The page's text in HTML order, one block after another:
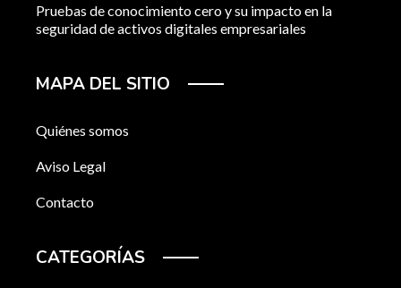
Pruebas de conocimiento cero y su impacto en la
seguridad de activos digitales empresariales
MAPA DEL SITIO
Quiénes somos
Aviso Legal
Contacto
CATEGORÍAS